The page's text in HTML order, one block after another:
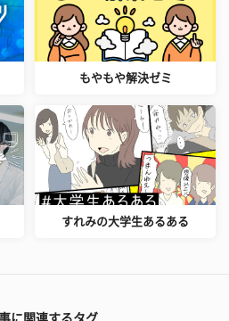
もやもや解決ゼミ
すれみの大学生あるある
に関連するタグ